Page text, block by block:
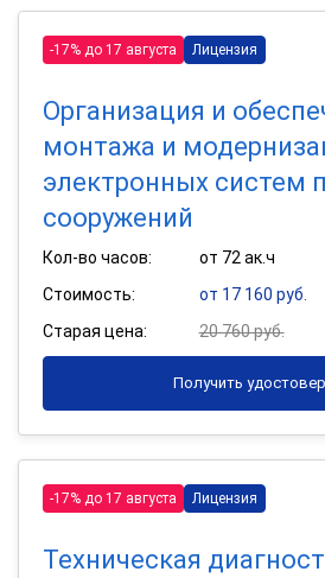
-17% до 17 августа Лицензия
Организация и
монтажа и
электронных систем
сооружений
Кол-во часов:
от 72 ак.ч
Стоимость:
от 17 160 руб.
Старая цена:
20 760 руб.
Получить
-17% до 17 августа Лицензия
Техническая